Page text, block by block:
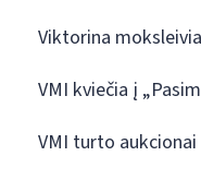
Viktorina
VMI kviečia į
VMI turto aukcionai